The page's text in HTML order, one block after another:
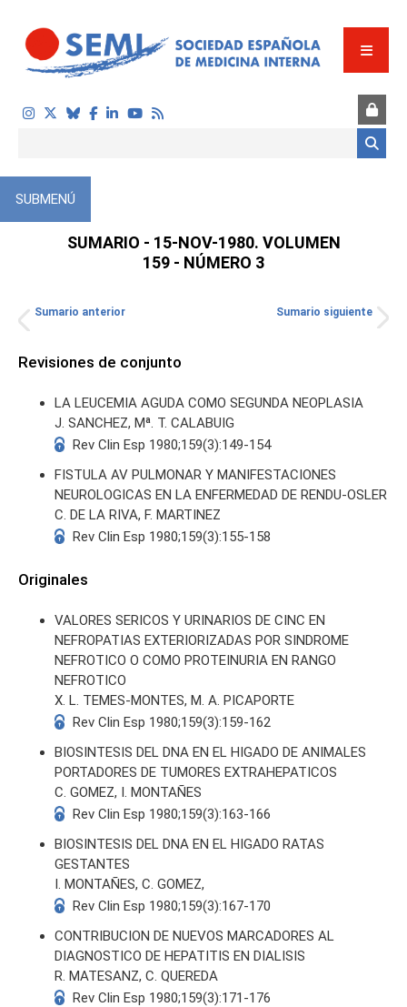
SUMARIO - 15-NOV-1980. VOLUMEN
159 - NÚMERO 3
SUBMENÚ
Sumario anterior Sumario siguiente
Revisiones de conjunto
LA LEUCEMIA AGUDA COMO SEGUNDA NEOPLASIA
J. SANCHEZ, Mª. T. CALABUIG
Rev Clin Esp 1980;159(3):149-154
FISTULA AV PULMONAR Y MANIFESTACIONES
NEUROLOGICAS EN LA ENFERMEDAD DE RENDU-OSLER
C. DE LA RIVA, F. MARTINEZ
Rev Clin Esp 1980;159(3):155-158
Originales
VALORES SERICOS Y URINARIOS DE CINC EN
NEFROPATIAS EXTERIORIZADAS POR SINDROME
NEFROTICO O COMO PROTEINURIA EN RANGO
NEFROTICO
X. L. TEMES-MONTES, M. A. PICAPORTE
Rev Clin Esp 1980;159(3):159-162
BIOSINTESIS DEL DNA EN EL HIGADO DE ANIMALES
PORTADORES DE TUMORES EXTRAHEPATICOS
C. GOMEZ, I. MONTAÑES
Rev Clin Esp 1980;159(3):163-166
BIOSINTESIS DEL DNA EN EL HIGADO RATAS
GESTANTES
I. MONTAÑES, C. GOMEZ,
Rev Clin Esp 1980;159(3):167-170
CONTRIBUCION DE NUEVOS MARCADORES AL
DIAGNOSTICO DE HEPATITIS EN DIALISIS
R. MATESANZ, C. QUEREDA
Rev Clin Esp 1980;159(3):171-176